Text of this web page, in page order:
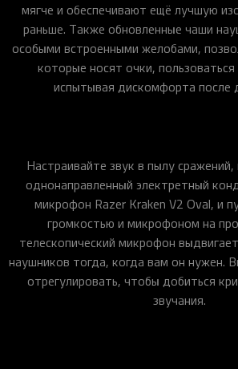
мягче и обеспечивают ещё лучшую
раньше. Также обновленные чаши
особыми встроенными желобами,
которые носят очки, пользоваться
испытывая дискомфорта после
Настраивайте звук в пылу сражений,
однонаправленный электретный
микрофон Razer Kraken V2 Oval, и
громкостью и микрофоном на
телескопический микрофон
наушников тогда, когда вам он нужен.
отрегулировать, чтобы добиться
звучания.